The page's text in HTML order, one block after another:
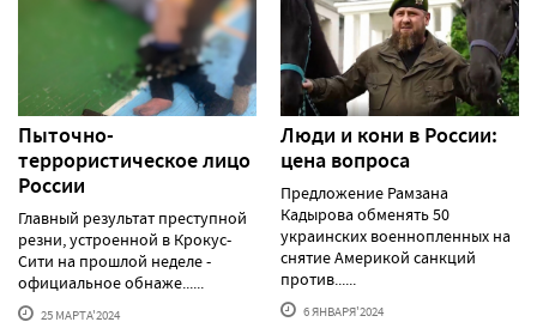
Пыточно-
террористическое лицо
России
Главный результат преступной
резни, устроенной в Крокус-
Сити на прошлой неделе -
официальное обнаже......
25 МАРТА'2024
Люди и кони в России:
цена вопроса
Предложение Рамзана
Кадырова обменять 50
украинских военнопленных на
снятие Америкой санкций
против......
6 ЯНВАРЯ'2024